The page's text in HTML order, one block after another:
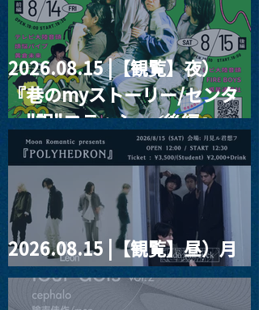
2026.08.15 |【観覧】夜）
『巷のmyストーリー/センタ
ー"訳"フラッシュ⚡️後編』
2026.08.15 |【観覧】昼）月
見ルpre.『POLYHEDRON』